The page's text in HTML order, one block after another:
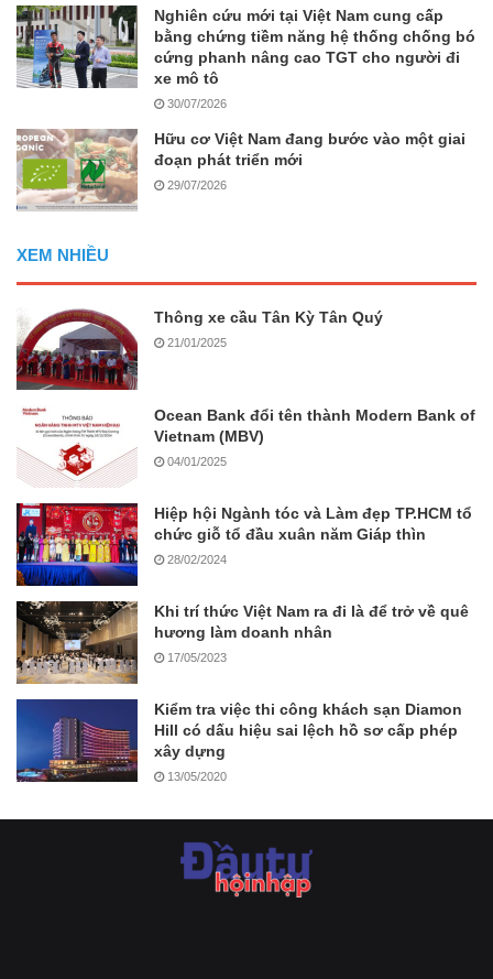
Nghiên cứu mới tại Việt Nam cung cấp
bằng chứng tiềm năng hệ thống chống bó
cứng phanh nâng cao TGT cho người đi
xe mô tô
30/07/2026
Hữu cơ Việt Nam đang bước vào một giai
đoạn phát triển mới
29/07/2026
XEM NHIỀU
Thông xe cầu Tân Kỳ Tân Quý
21/01/2025
Ocean Bank đổi tên thành Modern Bank of
Vietnam (MBV)
04/01/2025
Hiệp hội Ngành tóc và Làm đẹp TP.HCM tổ
chức giỗ tổ đầu xuân năm Giáp thìn
28/02/2024
Khi trí thức Việt Nam ra đi là để trở về quê
hương làm doanh nhân
17/05/2023
Kiểm tra việc thi công khách sạn Diamon
Hill có dấu hiệu sai lệch hồ sơ cấp phép
xây dựng
13/05/2020